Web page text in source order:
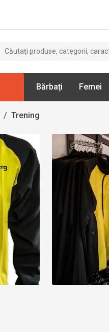
Bărbați Femei
/ Trening